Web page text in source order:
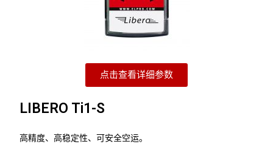
点击查看详细参数
LIBERO Ti1-S
高精度、高稳定性、可安全空运。